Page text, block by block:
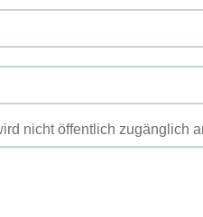
nicht öffentlich zugänglich